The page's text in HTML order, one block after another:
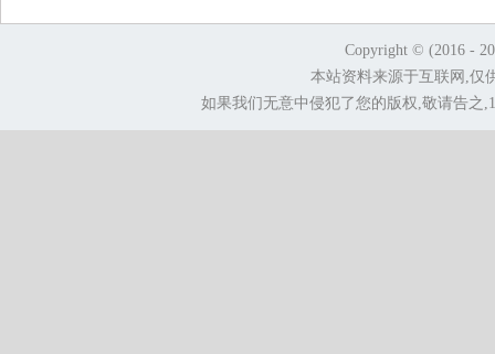
Copyright © (2016 -
本站资料来源于互联网,仅
如果我们无意中侵犯了您的版权,敬请告之